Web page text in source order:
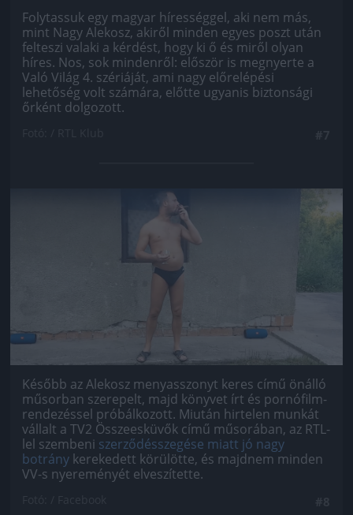
Folytassuk egy magyar hírességgel, aki nem más,
mint Nagy Alekosz, akiről minden egyes poszt után
felteszi valaki a kérdést, hogy ki ő és miről olyan
híres. Nos, sok mindenről: először is megnyerte a
Való Világ 4. szériáját, ami nagy előrelépési
lehetőség volt számára, előtte ugyanis biztonsági
őrként dolgozott.
Jön még kép!
Később az Alekosz menyasszonyt keres című önálló
műsorban szerepelt, majd könyvet írt és pornófilm-
rendezéssel próbálkozott. Miután hirtelen munkát
vállalt a TV2 Összeesküvők című műsorában, az RTL-
lel szembeni szerződésszegése miatt jó nagy
botrány kerekedett körülötte, és majdnem minden
VV-s nyereményét elveszítette.